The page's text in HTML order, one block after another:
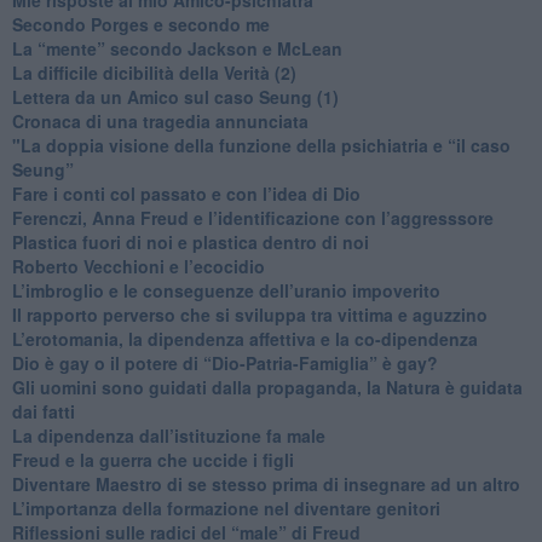
​Secondo Porges e secondo me
​La “mente” secondo Jackson e McLean
La difficile dicibilità della Verità (2)
​Lettera da un Amico sul caso Seung (1)
​Cronaca di una tragedia annunciata
"​La doppia visione della funzione della psichiatria e “il caso
Seung”
​Fare i conti col passato e con l’idea di Dio
​Ferenczi, Anna Freud e l’identificazione con l’aggresssore
Plastica fuori di noi e plastica dentro di noi
​Roberto Vecchioni e l’ecocidio
​L’imbroglio e le conseguenze dell’uranio impoverito
​Il rapporto perverso che si sviluppa tra vittima e aguzzino
L’erotomania, la dipendenza affettiva e la co-dipendenza
​Dio è gay o il potere di “Dio-Patria-Famiglia” è gay?
​Gli uomini sono guidati dalla propaganda, la Natura è guidata
dai fatti
La dipendenza dall’istituzione fa male
​Freud e la guerra che uccide i figli
​Diventare Maestro di se stesso prima di insegnare ad un altro
L’importanza della formazione nel diventare genitori
Riflessioni sulle radici del “male” di Freud